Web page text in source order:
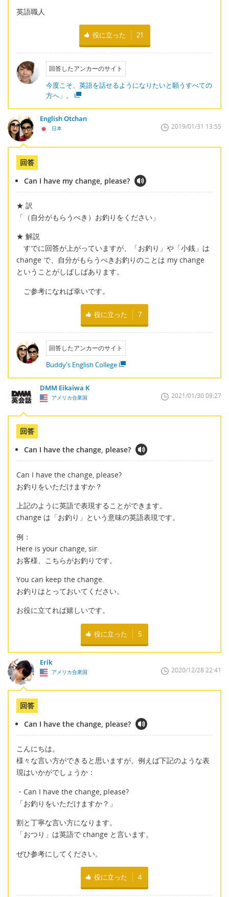
英語職人
役に立った 21
回答したアンカーのサイト
今度こそ、英語を話せるようになりたいと願うすべての
方へ」。
English Otchan
日本 2019/01/31 13:55
回答
Can I have my change, please?
★ 訳
「（自分がもらうべき）お釣りをください」
★ 解説
すでに回答が上がっていますが、「お釣り」や「小銭」は
change で、自分がもらうべきお釣りのことは my change
ということがしばしばあります。
ご参考になれば幸いです。
役に立った 7
回答したアンカーのサイト
Buddy's English College
DMM Eikaiwa K
アメリカ合衆国 2021/01/30 09:27
回答
Can I have the change, please?
Can I have the change, please?
お釣りをいただけますか？
上記のように英語で表現することができます。
change は「お釣り」という意味の英語表現です。
例：
Here is your change, sir.
お客様、こちらがお釣りです。
You can keep the change.
お釣りはとっておいてください。
お役に立てれば嬉しいです。
役に立った 5
Erik
アメリカ合衆国 2020/12/28 22:41
回答
Can I have the change, please?
こんにちは。
様々な言い方ができると思いますが、例えば下記のような表
現はいかがでしょうか：
・Can I have the change, please?
「お釣りをいただけますか？」
割と丁寧な言い方になります。
「おつり」は英語で change と言います。
ぜひ参考にしてください。
役に立った 4